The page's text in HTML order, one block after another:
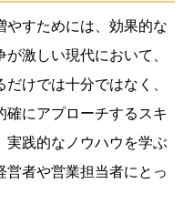
やすためには、効果的な
激しい現代において、
けでは十分ではなく、
確にアプローチするスキ
実践的なノウハウを学ぶ
営者や営業担当者にとっ